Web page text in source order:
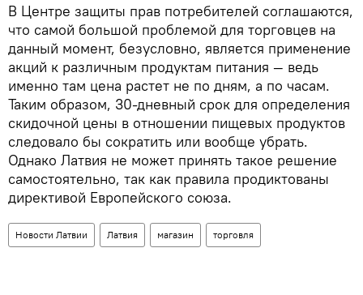
В Центре защиты прав потребителей соглашаются,
что самой большой проблемой для торговцев на
данный момент, безусловно, является применение
акций к различным продуктам питания — ведь
именно там цена растет не по дням, а по часам.
Таким образом, 30-дневный срок для определения
скидочной цены в отношении пищевых продуктов
следовало бы сократить или вообще убрать.
Однако Латвия не может принять такое решение
самостоятельно, так как правила продиктованы
директивой Европейского союза.
Новости Латвии Латвия магазин торговля